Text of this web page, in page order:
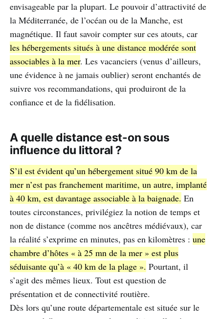
envisageable par la plupart. Le pouvoir d’attractivité de
la Méditerranée, de l’océan ou de la Manche, est
magnétique. Il faut savoir compter sur ces atouts, car
les hébergements situés à une distance modérée sont
associables à la mer. Les vacanciers (venus d’ailleurs,
une évidence à ne jamais oublier) seront enchantés de
suivre vos recommandations, qui produiront de la
confiance et de la fidélisation.
A quelle distance est-on sous
influence du littoral ?
S’il est évident qu’un hébergement situé 90 km de la
mer n’est pas franchement maritime, un autre, implanté
à 40 km, est davantage associable à la baignade. En
toutes circonstances, privilégiez la notion de temps et
non de distance (comme nos ancêtres médiévaux), car
la réalité s’exprime en minutes, pas en kilomètres : une
chambre d’hôtes « à 25 mn de la mer » est plus
séduisante qu’à « 40 km de la plage ». Pourtant, il
s’agit des mêmes lieux. Tout est question de
présentation et de connectivité routière.
Dès lors qu’une route départementale est située sur le